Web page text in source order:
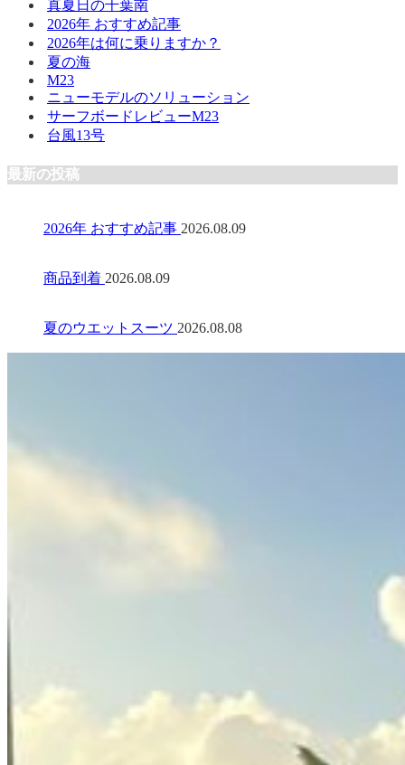
真夏日の千葉南
2026年 おすすめ記事
2026年は何に乗りますか？
夏の海
M23
ニューモデルのソリューション
サーフボードレビューM23
台風13号
最新の投稿
2026年 おすすめ記事 2026.08.09
商品到着 2026.08.09
夏のウエットスーツ 2026.08.08